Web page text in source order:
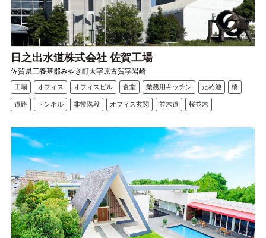
日之出水道株式会社 佐賀工場
佐賀県三養基郡みやき町大字原古賀字岩崎
工場 オフィス オフィスビル 食堂 業務用キッチン ため池 橋
道路 トンネル 非常階段 オフィス玄関 並木道 桜並木